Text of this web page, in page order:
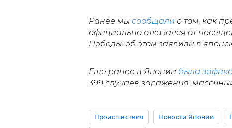
Ранее мы сообщали о том, как
официально отказался от
Победы: об этом заявили в
Еще ранее в Японии была
399 случаев заражения:
Происшествия Новости Японии